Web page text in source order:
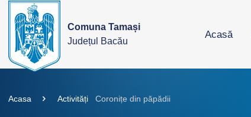
Comuna Tamași
Județul Bacău
Acasă
Acasa Activități Coronițe din păpădii